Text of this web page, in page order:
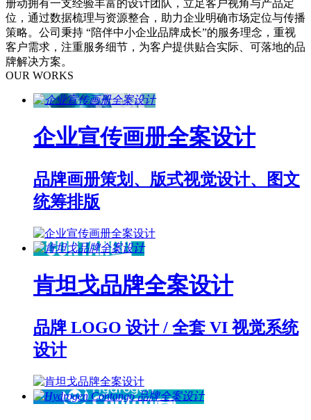
册动拥有一支经验丰富的设计团队，立足客户视角与产品定
位，通过数据梳理与资源整合，助力企业明确市场定位与传播
策略。公司秉持 “陪伴中小企业品牌成长”的服务理念，重视
客户需求，注重服务细节，为客户提供贴合实际、可落地的品
牌解决方案。
OUR WORKS
企业宣传画册全案设计
品牌画册策划、版式视觉设计、图文
统筹排版
肯坦戈品牌全案设计
品牌 LOGO 设计 / 全套 VI 视觉系统
设计